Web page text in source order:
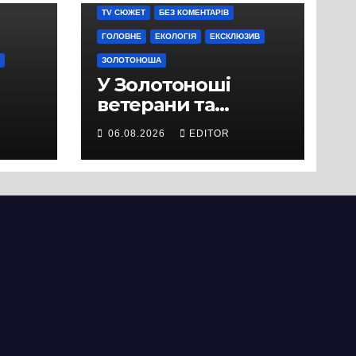
TV СЮЖЕТ БЕЗ КОМЕНТАРІВ
ГОЛОВНЕ ЕКОЛОГІЯ ЕКСКЛЮЗИВ
ЗОЛОТОНОША
У Золотоноші
ветерани та
місцеві жителі
вийшли на
протест до стін
«Омега Три», що
06.08.2026 EDITOR